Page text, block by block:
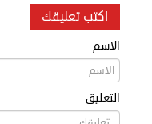
اكتب تعليقك
الاسم
التعليق